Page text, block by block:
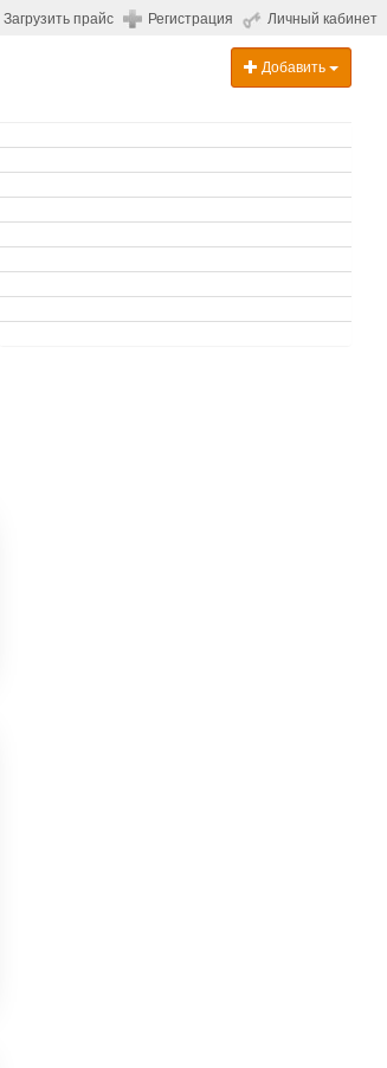
Загрузить прайс Регистрация Личный кабинет
Добавить